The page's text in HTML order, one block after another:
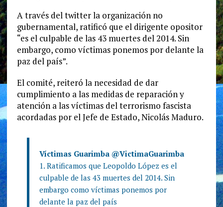
A través del twitter la organización no
gubernamental, ratificó que el dirigente opositor
“es el culpable de las 43 muertes del 2014. Sin
embargo, como víctimas ponemos por delante la
paz del país”.
El comité, reiteró la necesidad de dar
cumplimiento a las medidas de reparación y
atención a las víctimas del terrorismo fascista
acordadas por el Jefe de Estado, Nicolás Maduro.
Víctimas Guarimba @VictimaGuarimba
1. Ratificamos que Leopoldo López es el
culpable de las 43 muertes del 2014. Sin
embargo como víctimas ponemos por
delante la paz del país